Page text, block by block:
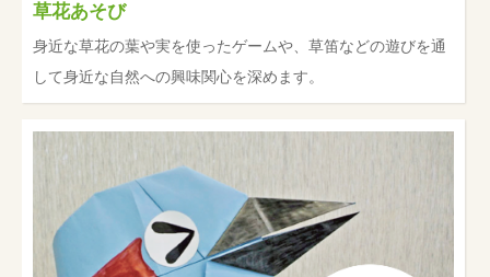
草花あそび
身近な草花の葉や実を使ったゲームや、草笛などの遊びを通
して身近な自然への興味関心を深めます。